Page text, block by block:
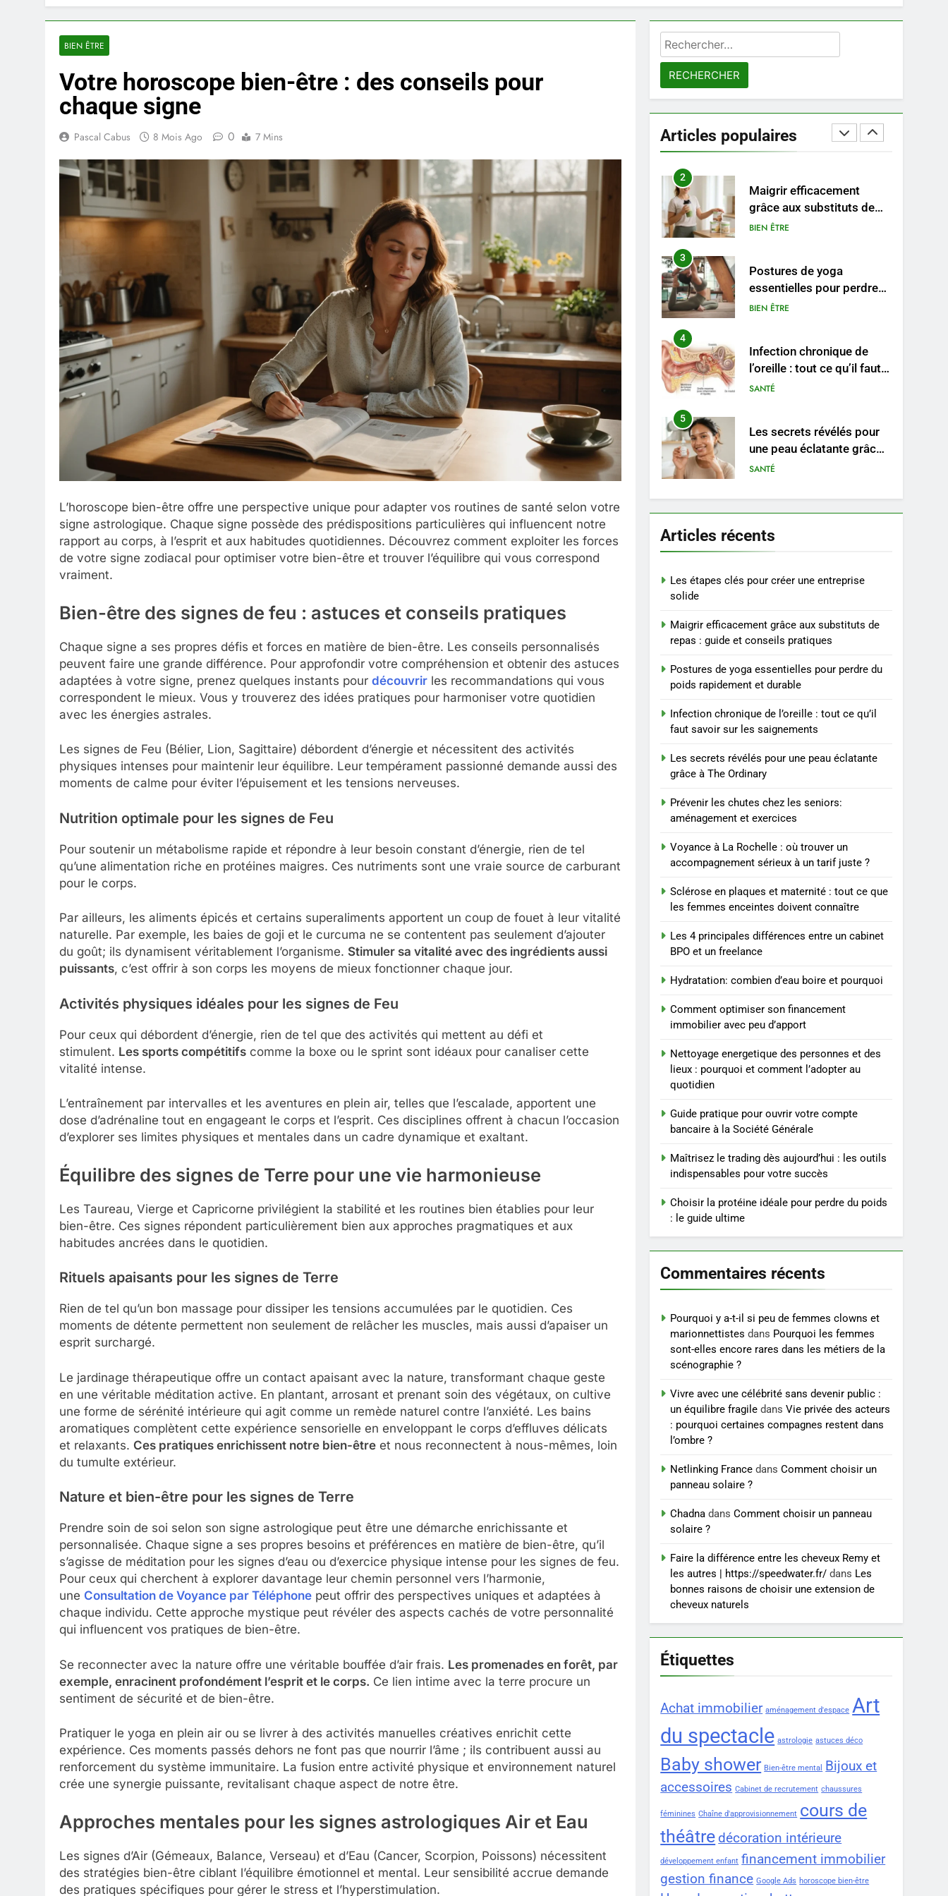
BIEN ÊTRE
Votre horoscope bien-être : des conseils pour
chaque signe
Pascal Cabus 8 Mois Ago 0 7 Mins
L’horoscope bien-être offre une perspective unique pour adapter vos routines de santé selon votre
signe astrologique. Chaque signe possède des prédispositions particulières qui influencent notre
rapport au corps, à l’esprit et aux habitudes quotidiennes. Découvrez comment exploiter les forces
de votre signe zodiacal pour optimiser votre bien-être et trouver l’équilibre qui vous correspond
vraiment.
Bien-être des signes de feu : astuces et conseils pratiques
Chaque signe a ses propres défis et forces en matière de bien-être. Les conseils personnalisés
peuvent faire une grande différence. Pour approfondir votre compréhension et obtenir des astuces
adaptées à votre signe, prenez quelques instants pour découvrir les recommandations qui vous
correspondent le mieux. Vous y trouverez des idées pratiques pour harmoniser votre quotidien
avec les énergies astrales.
Les signes de Feu (Bélier, Lion, Sagittaire) débordent d’énergie et nécessitent des activités
physiques intenses pour maintenir leur équilibre. Leur tempérament passionné demande aussi des
moments de calme pour éviter l’épuisement et les tensions nerveuses.
Nutrition optimale pour les signes de Feu
Pour soutenir un métabolisme rapide et répondre à leur besoin constant d’énergie, rien de tel
qu’une alimentation riche en protéines maigres. Ces nutriments sont une vraie source de carburant
pour le corps.
Par ailleurs, les aliments épicés et certains superaliments apportent un coup de fouet à leur vitalité
naturelle. Par exemple, les baies de goji et le curcuma ne se contentent pas seulement d’ajouter
du goût; ils dynamisent véritablement l’organisme. Stimuler sa vitalité avec des ingrédients aussi
puissants, c’est offrir à son corps les moyens de mieux fonctionner chaque jour.
Activités physiques idéales pour les signes de Feu
Pour ceux qui débordent d’énergie, rien de tel que des activités qui mettent au défi et
stimulent. Les sports compétitifs comme la boxe ou le sprint sont idéaux pour canaliser cette
vitalité intense.
L’entraînement par intervalles et les aventures en plein air, telles que l’escalade, apportent une
dose d’adrénaline tout en engageant le corps et l’esprit. Ces disciplines offrent à chacun l’occasion
d’explorer ses limites physiques et mentales dans un cadre dynamique et exaltant.
Équilibre des signes de Terre pour une vie harmonieuse
Les Taureau, Vierge et Capricorne privilégient la stabilité et les routines bien établies pour leur
bien-être. Ces signes répondent particulièrement bien aux approches pragmatiques et aux
habitudes ancrées dans le quotidien.
Rituels apaisants pour les signes de Terre
Rien de tel qu’un bon massage pour dissiper les tensions accumulées par le quotidien. Ces
moments de détente permettent non seulement de relâcher les muscles, mais aussi d’apaiser un
esprit surchargé.
Le jardinage thérapeutique offre un contact apaisant avec la nature, transformant chaque geste
en une véritable méditation active. En plantant, arrosant et prenant soin des végétaux, on cultive
une forme de sérénité intérieure qui agit comme un remède naturel contre l’anxiété. Les bains
aromatiques complètent cette expérience sensorielle en enveloppant le corps d’effluves délicats
et relaxants. Ces pratiques enrichissent notre bien-être et nous reconnectent à nous-mêmes, loin
du tumulte extérieur.
Nature et bien-être pour les signes de Terre
Prendre soin de soi selon son signe astrologique peut être une démarche enrichissante et
personnalisée. Chaque signe a ses propres besoins et préférences en matière de bien-être, qu’il
s’agisse de méditation pour les signes d’eau ou d’exercice physique intense pour les signes de feu.
Pour ceux qui cherchent à explorer davantage leur chemin personnel vers l’harmonie,
une Consultation de Voyance par Téléphone peut offrir des perspectives uniques et adaptées à
chaque individu. Cette approche mystique peut révéler des aspects cachés de votre personnalité
qui influencent vos pratiques de bien-être.
Se reconnecter avec la nature offre une véritable bouffée d’air frais. Les promenades en forêt, par
exemple, enracinent profondément l’esprit et le corps. Ce lien intime avec la terre procure un
sentiment de sécurité et de bien-être.
Pratiquer le yoga en plein air ou se livrer à des activités manuelles créatives enrichit cette
expérience. Ces moments passés dehors ne font pas que nourrir l’âme ; ils contribuent aussi au
renforcement du système immunitaire. La fusion entre activité physique et environnement naturel
crée une synergie puissante, revitalisant chaque aspect de notre être.
Approches mentales pour les signes astrologiques Air et Eau
Les signes d’Air (Gémeaux, Balance, Verseau) et d’Eau (Cancer, Scorpion, Poissons) nécessitent
des stratégies bien-être ciblant l’équilibre émotionnel et mental. Leur sensibilité accrue demande
des pratiques spécifiques pour gérer le stress et l’hyperstimulation.
Rechercher :
Articles populaires
8
Sclérose en plaques et
femmes enceintes doivent
SANTÉ
1
Les étapes clés pour créer
ENTREPRISE
2
Maigrir efficacement
grâce aux substituts de
repas : guide et conseils
pratiques
BIEN ÊTRE
3
Postures de yoga
essentielles pour perdre
du poids rapidement et
durable
BIEN ÊTRE
4
Infection chronique de
l’oreille : tout ce qu’il faut
saignements
SANTÉ
5
Les secrets révélés pour
une peau éclatante grâce
à The Ordinary
SANTÉ
et exercices
BIEN ÊTRE
Voyance à La Rochelle : où
accompagnement sérieux
à un tarif juste ?
BIEN ÊTRE
Sclérose en plaques et
maternité : tout ce que les
connaître
1
une entreprise solide
ENTREPRISE
Maigrir efficacement
grâce aux substituts de
repas : guide et conseils
BIEN ÊTRE
3
Postures de yoga
du poids rapidement et
durable
BIEN ÊTRE
Infection chronique de
l’oreille : tout ce qu’il faut
savoir sur les
SANTÉ
5
Les secrets révélés pour
6
les seniors: aménagement
et exercices
7
à un tarif juste ?
BIEN ÊTRE
maternité : tout ce que les
femmes enceintes doivent
SANTÉ
Articles récents
Les étapes clés pour créer une entreprise
solide
Maigrir efficacement grâce aux substituts de
repas : guide et conseils pratiques
Postures de yoga essentielles pour perdre du
poids rapidement et durable
Infection chronique de l’oreille : tout ce qu’il
faut savoir sur les saignements
Les secrets révélés pour une peau éclatante
grâce à The Ordinary
Prévenir les chutes chez les seniors:
aménagement et exercices
Voyance à La Rochelle : où trouver un
accompagnement sérieux à un tarif juste ?
Sclérose en plaques et maternité : tout ce que
les femmes enceintes doivent connaître
Les 4 principales différences entre un cabinet
BPO et un freelance
Hydratation: combien d’eau boire et pourquoi
Comment optimiser son financement
immobilier avec peu d’apport
Nettoyage energetique des personnes et des
lieux : pourquoi et comment l’adopter au
quotidien
Guide pratique pour ouvrir votre compte
bancaire à la Société Générale
Maîtrisez le trading dès aujourd’hui : les outils
indispensables pour votre succès
Choisir la protéine idéale pour perdre du poids
: le guide ultime
Commentaires récents
Pourquoi y a-t-il si peu de femmes clowns et
marionnettistes dans Pourquoi les femmes
sont-elles encore rares dans les métiers de la
scénographie ?
Vivre avec une célébrité sans devenir public :
un équilibre fragile dansVie privée des acteurs
: pourquoi certaines compagnes restent dans
l’ombre ?
Netlinking France dansComment choisir un
panneau solaire ?
Chadna dansComment choisir un panneau
solaire ?
Faire la différence entre les cheveux Remy et
les autres | https://speedwater.fr/ dans Les
bonnes raisons de choisir une extension de
cheveux naturels
Étiquettes
Achat immobilier aménagement d'espace Art
du spectacle astrologie astuces déco
Baby shower Bien-être mental
Bijoux et
accessoires Cabinet de recrutement chaussures
féminines Chaîne d'approvisionnement cours de
théâtre décoration intérieure
développement enfant financement immobilier
gestion finance Google Ads horoscope bien-être